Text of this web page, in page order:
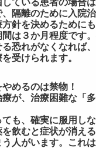
ている患者の場合
隔離のために入院
針を決めるために
間は３か月程度です
恐れがなくなれば
受けられます。
めるのは禁物！
が、治療困難な「
も、確実に服用し
飲むと症状が消え
人がいます。これ